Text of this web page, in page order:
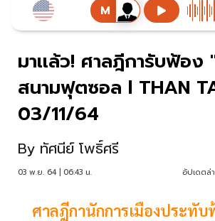
มาเเล้ว! ศาลฎีการับฟ้อ
สนามฟุตซอล l THAN
03/11/64
By ทัศนีย์ โพธิ์ศรี
03 พ.ย. 64 | 06:43 น. อัปเดตล่
ศาลฎีกานักการเมืองประทับ